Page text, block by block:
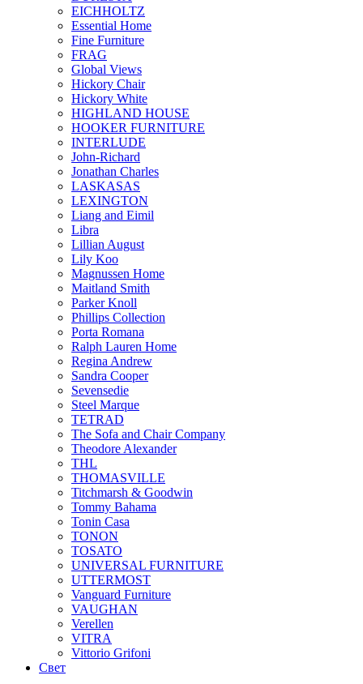
EICHHOLTZ
Essential Home
Fine Furniture
FRAG
Global Views
Hickory Chair
Hickory White
HIGHLAND HOUSE
HOOKER FURNITURE
INTERLUDE
John-Richard
Jonathan Charles
LASKASAS
LEXINGTON
Liang and Eimil
Libra
Lillian August
Lily Koo
Magnussen Home
Maitland Smith
Parker Knoll
Phillips Collection
Porta Romana
Ralph Lauren Home
Regina Andrew
Sandra Cooper
Sevensedie
Steel Marque
TETRAD
The Sofa and Chair Company
Theodore Alexander
THL
THOMASVILLE
Titchmarsh & Goodwin
Tommy Bahama
Tonin Casa
TONON
TOSATO
UNIVERSAL FURNITURE
UTTERMOST
Vanguard Furniture
VAUGHAN
Verellen
VITRA
Vittorio Grifoni
Свет